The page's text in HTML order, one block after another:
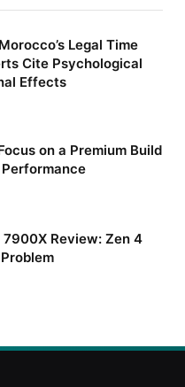
Legal Time
Cite Psychological
Effects
on a Premium Build
7900X Review: Zen 4